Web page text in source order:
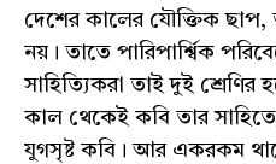
দেশের কালের যৌক্তিক
নয়। তাতে পারিপার্শ্বিক
সাহিত্যিকরা তাই দুই
কাল থেকেই কবি তার
যুগসৃষ্ট কবি। আর একরকম